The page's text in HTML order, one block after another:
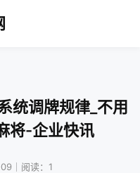
统调牌规律_不用
将-企业快讯
｜阅读：1